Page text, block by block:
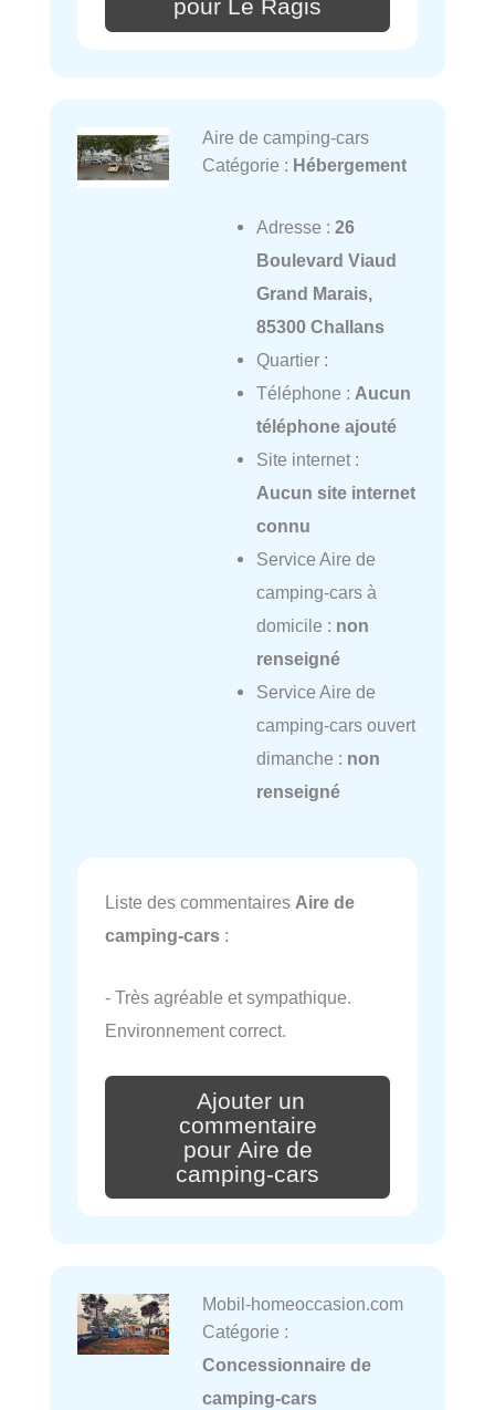
pour Le Ragis
Aire de camping-cars
Catégorie : Hébergement
Adresse : 26
Boulevard Viaud
Grand Marais,
85300 Challans
Quartier :
Téléphone : Aucun
téléphone ajouté
Site internet :
Aucun site internet
connu
Service Aire de
camping-cars à
domicile : non
renseigné
Service Aire de
camping-cars ouvert
dimanche : non
renseigné
Liste des commentaires Aire de
camping-cars :
- Très agréable et sympathique.
Environnement correct.
Ajouter un
commentaire
pour Aire de
camping-cars
Mobil-homeoccasion.com
Catégorie :
Concessionnaire de
camping-cars